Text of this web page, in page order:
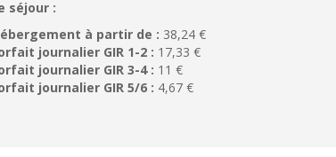
séjour :
à partir de : 38,24 €
journalier GIR 1-2 : 17,33 €
journalier GIR 3-4 : 11 €
journalier GIR 5/6 : 4,67 €